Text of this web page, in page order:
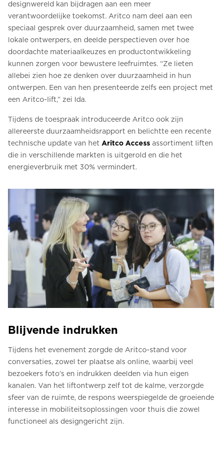
designwereld kan bijdragen aan een meer
verantwoordelijke toekomst. Aritco nam deel aan een
speciaal gesprek over duurzaamheid, samen met twee
lokale ontwerpers, en deelde perspectieven over hoe
doordachte materiaalkeuzes en productontwikkeling
kunnen zorgen voor bewustere leefruimtes. “Ze lieten
allebei zien hoe ze denken over duurzaamheid in hun
ontwerpen. Een van hen presenteerde zelfs een project met
een Aritco-lift,” zei Ida.
Tijdens de toespraak introduceerde Aritco ook zijn
allereerste duurzaamheidsrapport en belichtte een recente
technische update van het Aritco Access assortiment liften
die in verschillende markten is uitgerold en die het
energieverbruik met 30% vermindert.
Blijvende indrukken
Tijdens het evenement zorgde de Aritco-stand voor
conversaties, zowel ter plaatse als online, waarbij veel
bezoekers foto’s en indrukken deelden via hun eigen
kanalen. Van het liftontwerp zelf tot de kalme, verzorgde
sfeer van de ruimte, de respons weerspiegelde de groeiende
interesse in mobiliteitsoplossingen voor thuis die zowel
functioneel als designgericht zijn.